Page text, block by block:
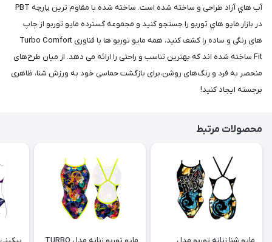
آب هاي آزاد طراحی و ساخته شده است. ساخته شده با مقاوم ترین پارچه PBT
در بازار.مايو هاي توربو را جستجو کنید و مجموعه گسترده مايو توربو از چاپ
های رنگی و ساده را کشف کنید، همه مایو توربو ها با فناوری Turbo Comfort
Fit ساخته شده اند که بهترین تناسب و راحتی را ارائه می دهد. از میان طرح‌های
منحصر به فرد و رنگ‌های روشن،برای بازگشت حماسی خود به ورزش شنا، ظاهری
برجسته ایجاد کنید!
محصولات مرتبط